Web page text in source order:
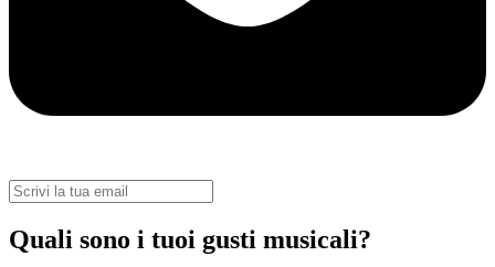
Quali sono i tuoi gusti musicali?